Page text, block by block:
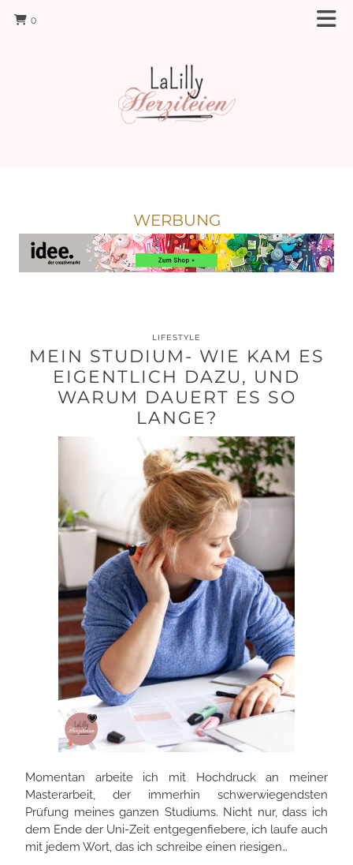
0
WERBUNG
LIFESTYLE
MEIN STUDIUM- WIE KAM ES
EIGENTLICH DAZU, UND
WARUM DAUERT ES SO
LANGE?
Momentan arbeite ich mit Hochdruck an meiner
Masterarbeit, der immerhin schwerwiegendsten
Prüfung meines ganzen Studiums. Nicht nur, dass ich
dem Ende der Uni-Zeit entgegenfiebere, ich laufe auch
mit jedem Wort, das ich schreibe einen riesigen…